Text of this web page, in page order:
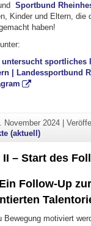
Sportbund
Kinder und Eltern, die
haben!
untersucht sportliches
| Landessportbund
November 2024|
(aktuell)
II – Start des
Ein Follow-Up zur
Bewegung motiviert